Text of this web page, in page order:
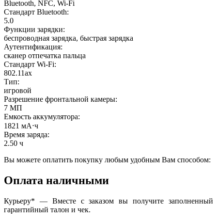
Bluetooth, NFC, Wi-Fi
Стандарт Bluetooth:
5.0
Функции зарядки:
беспроводная зарядка, быстрая зарядка
Аутентификация:
сканер отпечатка пальца
Стандарт Wi-Fi:
802.11ax
Тип:
игровой
Разрешение фронтальной камеры:
7 МП
Емкость аккумулятора:
1821 мА⋅ч
Время заряда:
2.50 ч
Вы можете оплатить покупку любым удобным Вам способом:
Оплата наличными
Курьеру* — Вместе с заказом вы получите заполненный
гарантийный талон и чек.